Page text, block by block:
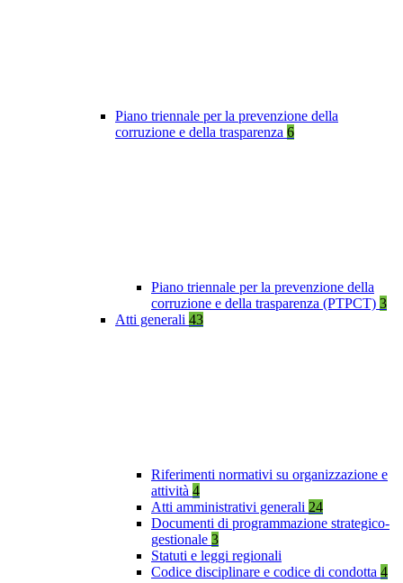
Piano triennale per la prevenzione della
corruzione e della trasparenza 6
Piano triennale per la prevenzione della
corruzione e della trasparenza (PTPCT) 3
Atti generali 43
Riferimenti normativi su organizzazione e
attività 4
Atti amministrativi generali 24
Documenti di programmazione strategico-
gestionale 3
Statuti e leggi regionali
Codice disciplinare e codice di condotta 4